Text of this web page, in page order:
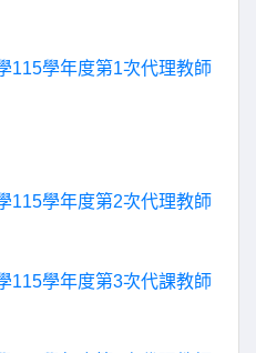
115學年度第1次代理教師
115學年度第2次代理教師
115學年度第3次代課教師